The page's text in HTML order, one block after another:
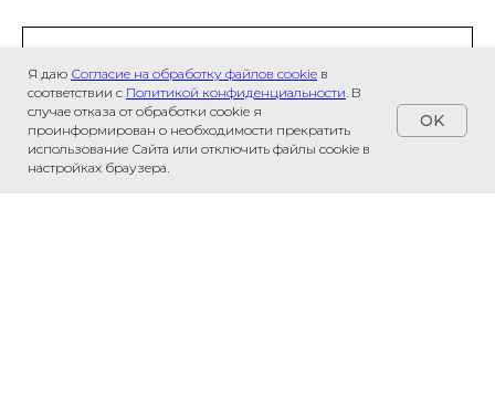
Я даю Согласие на обработку файлов cookie в
соответствии с Политикой конфиденциальности. В
случае отказа от обработки cookie я
проинформирован о необходимости прекратить
использование Сайта или отключить файлы cookie в
настройках браузера.
OK